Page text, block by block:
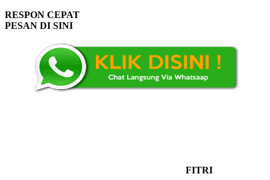
RESPON CEPAT
PESAN DI SINI
FITRI